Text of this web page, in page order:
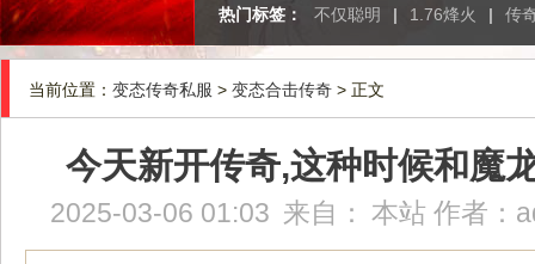
热门标签： 不仅聪明 | 1.76烽火 | 传
当前位置： 变态传奇私服 > 变态合击传奇 > 正文
今天新开传奇,这种时候和魔
2025-03-06 01:03 来自： 本站 作者：